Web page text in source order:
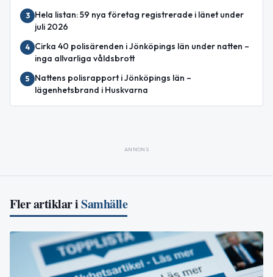
3
Hela listan: 59 nya företag registrerade i länet under
juli 2026
4
Cirka 40 polisärenden i Jönköpings län under natten –
inga allvarliga våldsbrott
5
Nattens polisrapport i Jönköpings län –
lägenhetsbrand i Huskvarna
ANNONS
Fler artiklar iSamhälle